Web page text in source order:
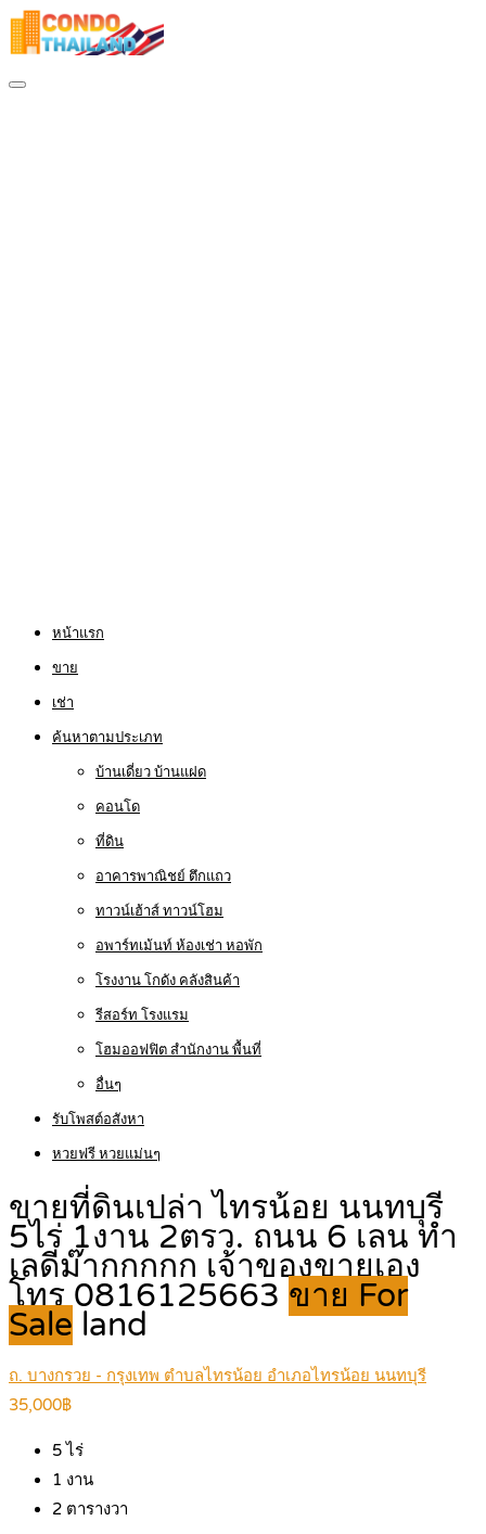
หน้าแรก
ขาย
เช่า
ค้นหาตามประเภท
บ้านเดี่ยว บ้านแฝด
คอนโด
ที่ดิน
อาคารพาณิชย์ ตึกแถว
ทาวน์เฮ้าส์ ทาวน์โฮม
อพาร์ทเม้นท์ ห้องเช่า หอพัก
โรงงาน โกดัง คลังสินค้า
รีสอร์ท โรงแรม
โฮมออฟฟิต สำนักงาน พื้นที่
อื่นๆ
รับโพสต์อสังหา
หวยฟรี หวยแม่นๆ
ขายที่ดินเปล่า ไทรน้อย นนทบุรี
5ไร่ 1งาน 2ตรว. ถนน 6 เลน ทำ
เลดีม๊ากกกกก เจ้าของขายเอง
โทร 0816125663 ขาย For
Sale land
ถ. บางกรวย - กรุงเทพ ตำบลไทรน้อย อำเภอไทรน้อย นนทบุรี
35,000฿
5ไร่
1 งาน
2 ตารางวา